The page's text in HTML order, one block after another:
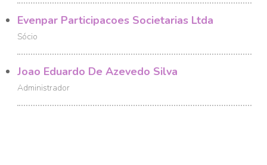
Evenpar Participacoes Societarias Ltda
Sócio
Joao Eduardo De Azevedo Silva
Administrador